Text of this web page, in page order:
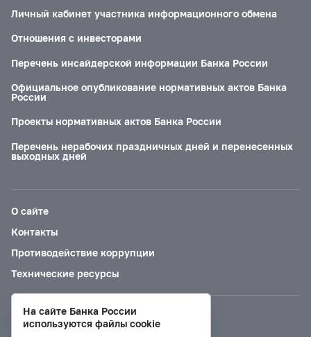
Личный кабинет участника информационного обмена
Отношения с инвесторами
Перечень инсайдерской информации Банка России
Официальное опубликование нормативных актов Банка
России
Проекты нормативных актов Банка России
Перечень нерабочих праздничных дней и перенесенных
выходных дней
О сайте
Контакты
Противодействие коррупции
Технические ресурсы
Версия для слабовидящих
На сайте Банка России
используются файлы cookie